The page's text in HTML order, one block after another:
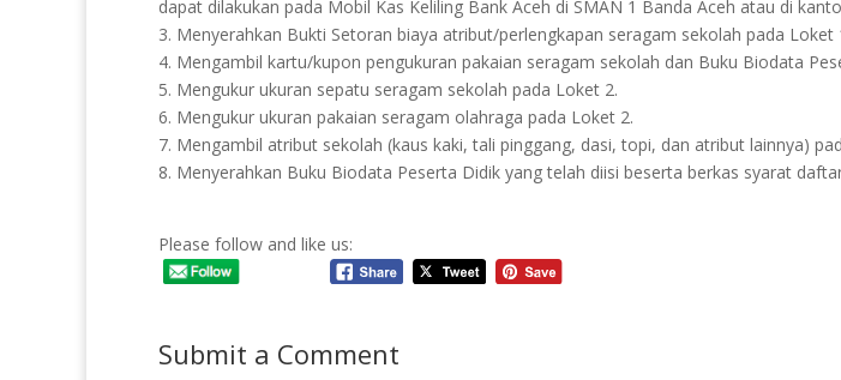
dapat dilakukan pada Mobil Kas Keliling Bank Aceh di SMAN 1 Banda Aceh atau di
3. Menyerahkan Bukti Setoran biaya atribut/perlengkapan seragam sekolah pada Loket
4. Mengambil kartu/kupon pengukuran pakaian seragam sekolah dan Buku Biodata
5. Mengukur ukuran sepatu seragam sekolah pada Loket 2.
6. Mengukur ukuran pakaian seragam olahraga pada Loket 2.
7. Mengambil atribut sekolah (kaus kaki, tali pinggang, dasi, topi, dan atribut lainnya)
8. Menyerahkan Buku Biodata Peserta Didik yang telah diisi beserta berkas syarat
Please follow and like us:
Submit a Comment